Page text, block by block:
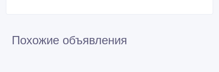
Похожие объявления